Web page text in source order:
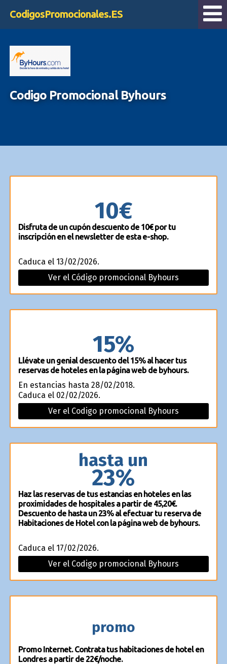
CodigosPromocionales.ES
Codigo Promocional Byhours
10€
Disfruta de un cupón descuento de 10€ por tu
inscripción en el newsletter de esta e-shop.
Caduca el 13/02/2026.
Ver el Código promocional Byhours
15%
Llévate un genial descuento del 15% al hacer tus
reservas de hoteles en la página web de byhours.
En estancias hasta 28/02/2018.
Caduca el 02/02/2026.
Ver el Codigo promocional Byhours
hasta un
23%
Haz las reservas de tus estancias en hoteles en las
proximidades de hospitales a partir de 45,20€.
Descuento de hasta un 23% al efectuar tu reserva de
Habitaciones de Hotel con la página web de byhours.
Caduca el 17/02/2026.
Ver el Codigo promocional Byhours
promo
Promo Internet. Contrata tus habitaciones de hotel en
Londres a partir de 22€/noche.